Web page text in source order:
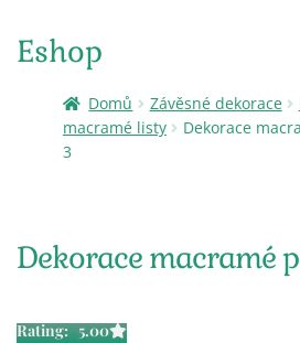
Eshop
Domů Závěsné dekorace
macramé listy
Dekorace
3
Dekorace macramé
Rating: 5.00